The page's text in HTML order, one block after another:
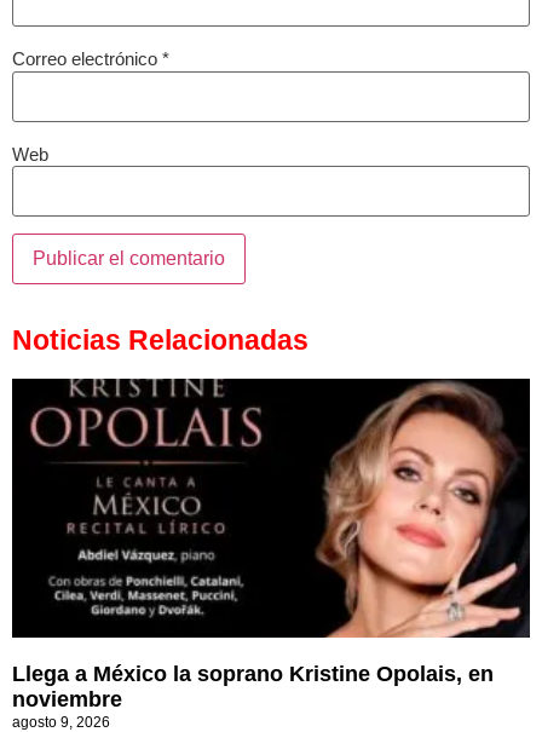
Correo electrónico *
Web
Noticias Relacionadas
Llega a México la soprano Kristine Opolais, en
noviembre
agosto 9, 2026